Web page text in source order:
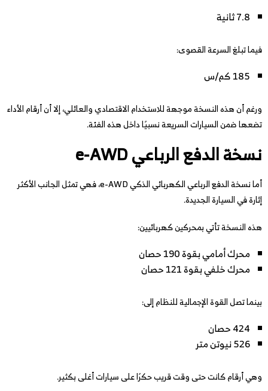
7.8 ثانية
فيما تبلغ السرعة القصوى:
185 كم/س
ورغم أن هذه النسخة موجهة للاستخدام الاقتصادي والعائلي، إلا أن أرقام الأداء
تضعها ضمن السيارات السريعة نسبيًا داخل هذه الفئة.
نسخة الدفع الرباعي e-AWD
أما نسخة الدفع الرباعي الكهربائي الذكي e-AWD، فهي تمثل الجانب الأكثر
إثارة في السيارة الجديدة.
هذه النسخة تأتي بمحركين كهربائيين:
محرك أمامي بقوة 190 حصان
محرك خلفي بقوة 121 حصان
بينما تصل القوة الإجمالية للنظام إلى:
424 حصان
526 نيوتن متر
وهي أرقام كانت حتى وقت قريب حكرًا على سيارات أغلى بكثير.